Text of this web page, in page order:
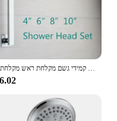
קמידי גשם מקלחת ראש מקלחת עם gooseneck מרובע קיר זרוע פליז קיר מקלחת זרוע ראש מקלחת